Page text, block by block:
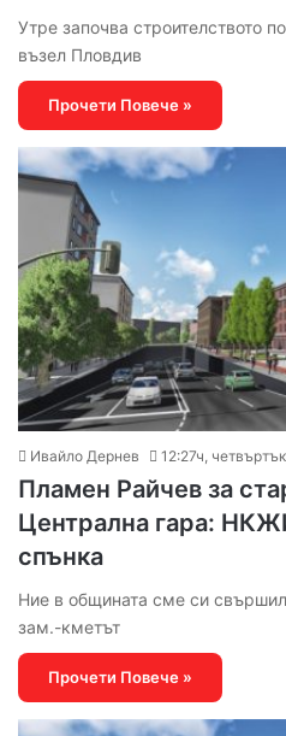
Утре започва строителството
възел Пловдив
Прочети Повече »
Ивайло Дернев 12:27ч,
Пламен Райчев за
Централна гара:
спънка
Ние в общината сме си
зам.-кметът
Прочети Повече »